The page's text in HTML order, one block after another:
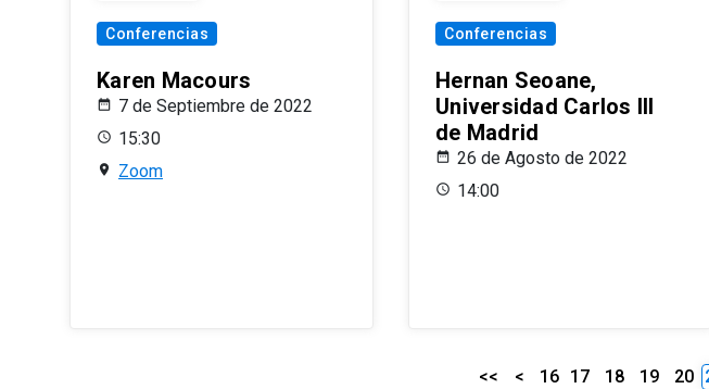
Conferencias
Karen Macours
7 de Septiembre de 2022
15:30
Zoom
Conferencias
Hernan Seoane,
Universidad Carlos III
de Madrid
26 de Agosto de 2022
14:00
<< < 16 17 18 19 20